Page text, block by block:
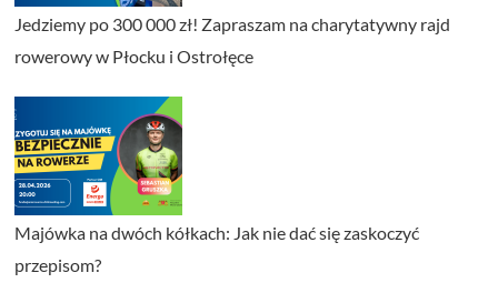
Jedziemy po 300 000 zł! Zapraszam na charytatywny rajd
rowerowy w Płocku i Ostrołęce
Majówka na dwóch kółkach: Jak nie dać się zaskoczyć
przepisom?